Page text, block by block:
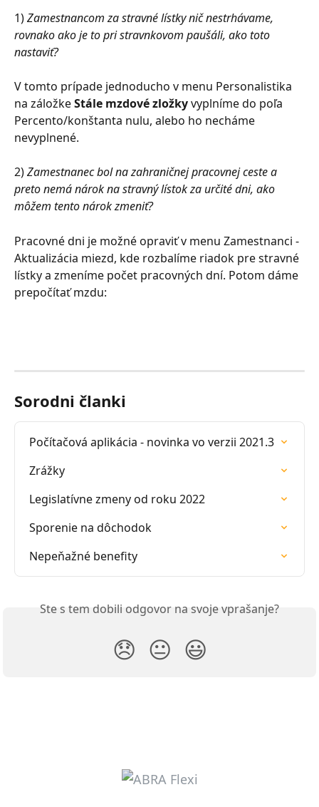
1) Zamestnancom za stravné lístky nič nestrhávame,
rovnako ako je to pri stravnkovom paušáli, ako toto
nastaviť?
V tomto prípade jednoducho v menu Personalistika
na záložke Stále mzdové zložky vyplníme do poľa
Percento/konštanta nulu, alebo ho necháme
nevyplnené.
2) Zamestnanec bol na zahraničnej pracovnej ceste a
preto nemá nárok na stravný lístok za určité dni, ako
môžem tento nárok zmeniť?
Pracovné dni je možné opraviť v menu Zamestnanci -
Aktualizácia miezd, kde rozbalíme riadok pre stravné
lístky a zmeníme počet pracovných dní. Potom dáme
prepočítať mzdu:
Sorodni članki
Počítačová aplikácia - novinka vo verzii 2021.3
Zrážky
Legislatívne zmeny od roku 2022
Sporenie na dôchodok
Nepeňažné benefity
Ste s tem dobili odgovor na svoje vprašanje?
😞 😐 😃